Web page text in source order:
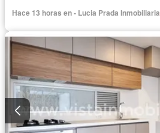
Hace 13 horas en - Lucia Prada Inmobiliaria